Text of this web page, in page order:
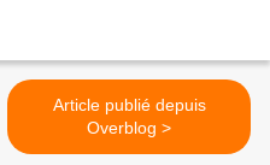
Article publié depuis
Overblog >